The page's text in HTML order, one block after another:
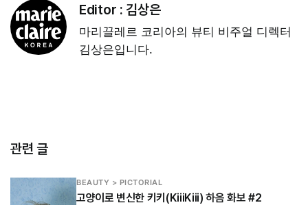
Editor : 김상은
마리끌레르 코리아의 뷰티 비주얼 디렉터
김상은입니다.
관련 글
BEAUTY > PICTORIAL
고양이로 변신한 키키(KiiiKiii) 하음 화보 #2